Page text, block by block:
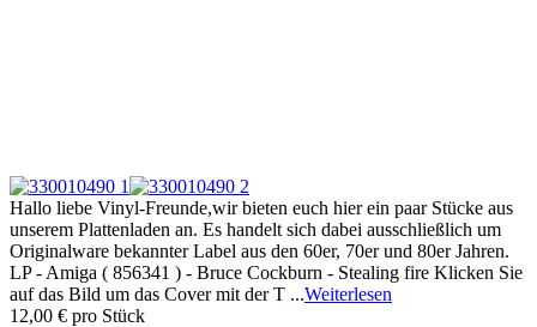
Hallo liebe Vinyl-Freunde,wir bieten euch hier ein paar Stücke aus
unserem Plattenladen an. Es handelt sich dabei ausschließlich um
Originalware bekannter Label aus den 60er, 70er und 80er Jahren.
LP - Amiga ( 856341 ) - Bruce Cockburn - Stealing fire Klicken Sie
auf das Bild um das Cover mit der T ...Weiterlesen
12,00 € pro Stück